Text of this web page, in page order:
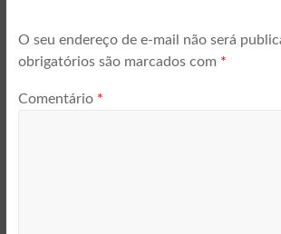
O seu endereço de e-mail não será
obrigatórios são marcados com *
Comentário *